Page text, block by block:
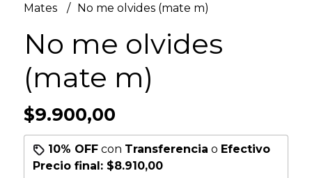
Mates
No me olvides (mate m)
No me olvides
(mate m)
$9.900,00
10% OFFcon Transferencia o Efectivo
Precio final: $8.910,00